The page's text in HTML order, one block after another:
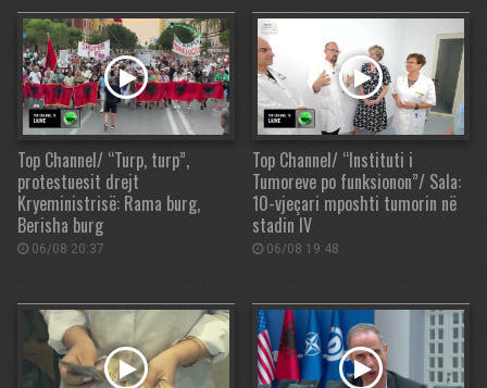
Top Channel/ “Turp, turp”,
protestuesit drejt
Kryeministrisë: Rama burg,
Berisha burg
06/08 20:37
Top Channel/ “Instituti i
Tumoreve po funksionon”/ Sala:
10-vjeçari mposhti tumorin në
stadin IV
06/08 19:48